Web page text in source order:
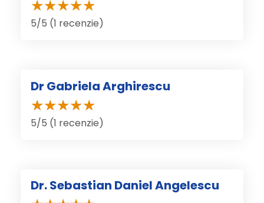
5/5 (1 recenzie)
Dr Gabriela Arghirescu
5/5 (1 recenzie)
Dr. Sebastian Daniel Angelescu